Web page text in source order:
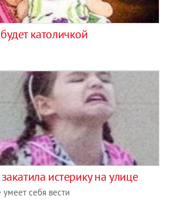
католичкой
истерику на улице
себя вести